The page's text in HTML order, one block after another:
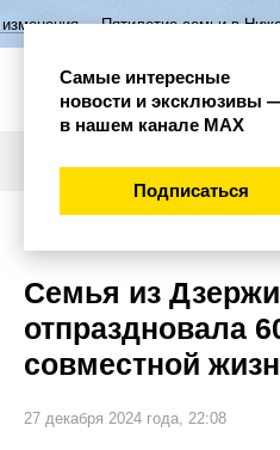
семьи в Нижегородской
Семья из
отпраздновала
совместной
27 декабря 2024 года, 22:08
Самые интересные
новости и эксклюзивы
в нашем канале МАХ
Подписаться